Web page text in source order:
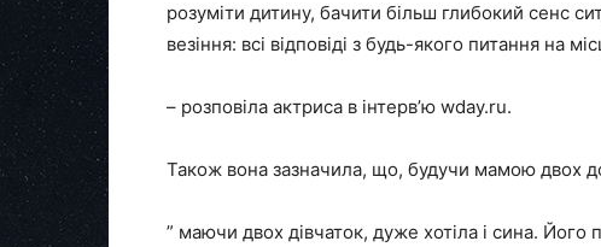
розуміти дитину, бачити більш глибокий сенс
везіння: всі відповіді з будь-якого питання на
– розповіла актриса в інтерв’ю wday.ru.
Також вона зазначила, що, будучи мамою двох
” маючи двох дівчаток, дуже хотіла і сина.